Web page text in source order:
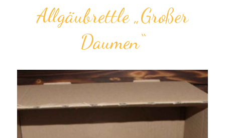
Allgäu­brettle „Großer
Daumen“